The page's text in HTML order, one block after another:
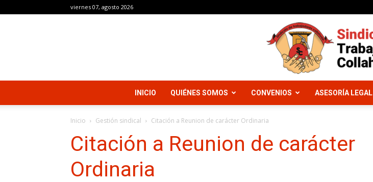
viernes 07, agosto 2026
Sindicato
INICIO QUIÉNES SOMOS CONVENIOS ASESORÍA LEGAL
Inicio Gestión sindical Citación a Reunion de carácter Ordinaria
Citación a Reunion de carácter
Ordinaria